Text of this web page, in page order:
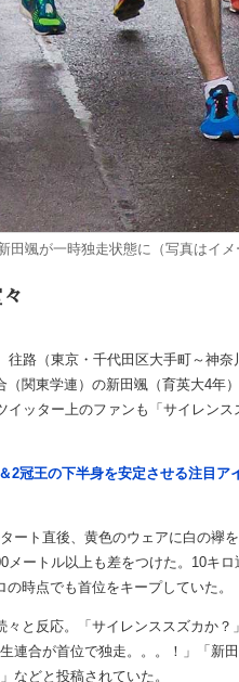
颯が一時独走状態に（写真はイメ
路（東京・千代田区大手町～神奈
関東学連）の新田颯（育英大4年
ッター上のファンも「サイレン
冠王の下半身を安定させる注目ア
ト直後、黄色のウェアに白の襷
ートル以上も差をつけた。10キ
時点でも首位をキープしていた。
と反応。「サイレンススズカか？
連合が首位で独走。。。！」「新
などと投稿されていた。